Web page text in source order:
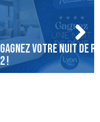
Gagnez votre nuit de
2 !